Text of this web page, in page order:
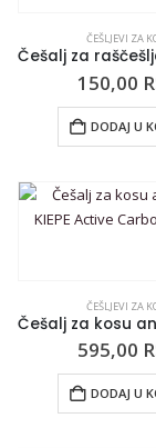
ČEŠLJEVI ZA
150,00
DODAJ U
ČEŠLJEVI ZA
595,00
DODAJ U